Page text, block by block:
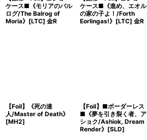
ケース■《モリアのバル
ログ/The Balrog of
Moria》[LTC] 金R
ケース■《進め、エオル
の家の子よ！/Forth
Eorlingas!》[LTC] 金R
【Foil】《死の達
人/Master of Death》
[MH2]
【Foil】■ボーダーレス
■《夢を引き裂く者、ア
ショク/Ashiok, Dream
Render》[SLD]